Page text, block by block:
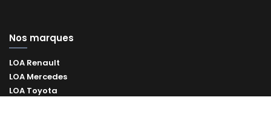
Nos marques
LOA Renault
LOA Mercedes
LOA Toyota